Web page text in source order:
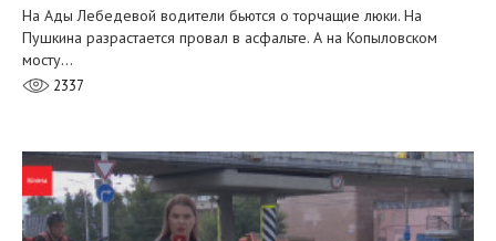
На Ады Лебедевой водители бьются о торчащие люки. На
Пушкина разрастается провал в асфальте. А на Копыловском
мосту…
2337